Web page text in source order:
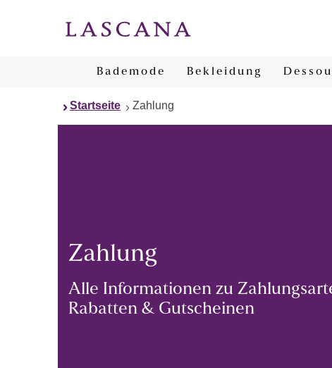
Bademode Bekleidung
Startseite Zahlung
Zahlung
Alle Informationen zu
Rabatten & Gutscheinen